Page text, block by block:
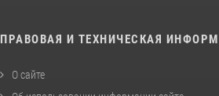
ПРАВОВАЯ И ТЕХНИЧЕСКАЯ
О сайте